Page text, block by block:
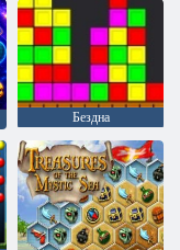
Бездна